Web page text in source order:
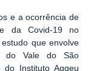
e a ocorrência de
da Covid-19 no
que envolve
do Vale do São
do Instituto Aggeu